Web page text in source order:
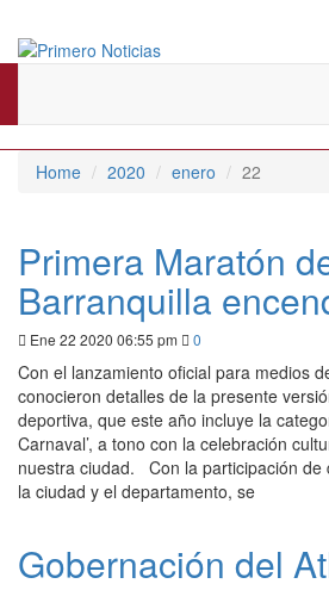
Primero
Home 2020 enero 22
Primera Maratón
Barranquilla
Ene 22 2020 06:55 pm 0
Con el lanzamiento oficial para medios
conocieron detalles de la presente
deportiva, que este año incluye la
Carnaval’, a tono con la celebración
nuestra ciudad. Con la participación de
la ciudad y el departamento, se
Gobernación del